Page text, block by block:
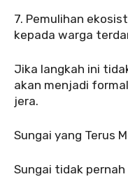
‎7. Pemulihan
kepada warga
‎Jika langkah ini
akan menjadi
jera.
‎Sungai yang Terus
‎Sungai tidak pernah